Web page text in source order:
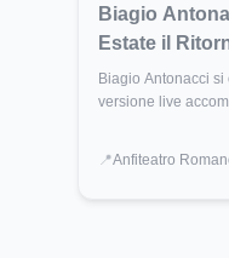
Biagio
Estate il
Tour
Biagio Antonacci
versione live
📍Anfiteatro